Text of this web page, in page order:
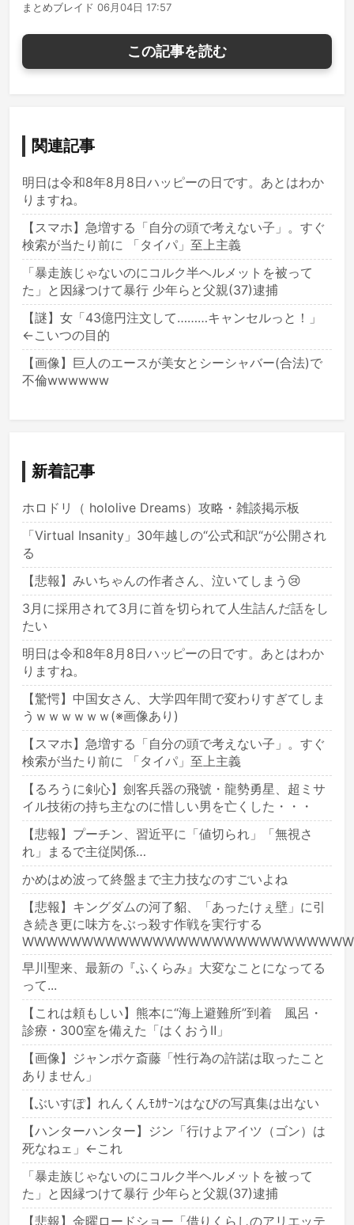
まとめブレイド 06月04日 17:57
この記事を読む
関連記事
明日は令和8年8月8日ハッピーの日です。あとはわか
りますね。
【スマホ】急増する「自分の頭で考えない子」。すぐ
検索が当たり前に 「タイパ」至上主義
「暴走族じゃないのにコルク半ヘルメットを被って
た」と因縁つけて暴行 少年らと父親(37)逮捕
【謎】女「43億円注文して………キャンセルっと！」
←こいつの目的
【画像】巨人のエースが美女とシーシャバー(合法)で
不倫wwwwww
新着記事
ホロドリ（ hololive Dreams）攻略・雑談掲示板
「Virtual Insanity」30年越しの“公式和訳“が公開され
る
【悲報】みいちゃんの作者さん、泣いてしまう😢
3月に採用されて3月に首を切られて人生詰んだ話をし
たい
明日は令和8年8月8日ハッピーの日です。あとはわか
りますね。
【驚愕】中国女さん、大学四年間で変わりすぎてしま
うｗｗｗｗｗｗ(※画像あり)
【スマホ】急増する「自分の頭で考えない子」。すぐ
検索が当たり前に 「タイパ」至上主義
【るろうに剣心】劍客兵器の飛號・龍勢勇星、超ミサ
イル技術の持ち主なのに惜しい男を亡くした・・・
【悲報】プーチン、習近平に「値切られ」「無視さ
れ」まるで主従関係…
かめはめ波って終盤まで主力技なのすごいよね
【悲報】キングダムの河了貂、「あったけぇ壁」に引
き続き更に味方をぶっ殺す作戦を実行する
早川聖来、最新の『ふくらみ』大変なことになってる
って...
【これは頼もしい】熊本に“海上避難所”到着 風呂・
診療・300室を備えた「はくおうⅡ」
【画像】ジャンポケ斎藤「性行為の許諾は取ったこと
ありません」
【ぶいすぽ】れんくんﾓｶｻｰﾝはなびの写真集は出ない
【ハンターハンター】ジン「行けよアイツ（ゴン）は
死なねェ」←これ
「暴走族じゃないのにコルク半ヘルメットを被って
た」と因縁つけて暴行 少年らと父親(37)逮捕
【悲報】金曜ロードショー「借りくらしのアリエッテ